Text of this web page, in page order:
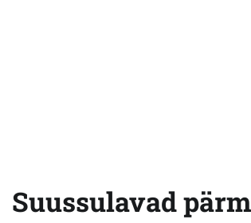
Suussulavad